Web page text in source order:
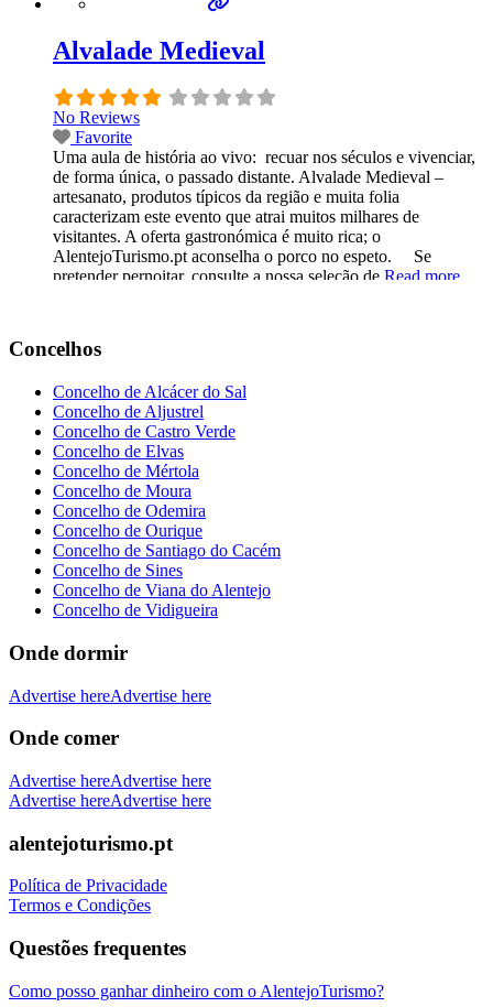
Alvalade Medieval
No Reviews
Favorite
Uma aula de história ao vivo: recuar nos séculos e vivenciar,
de forma única, o passado distante. Alvalade Medieval –
artesanato, produtos típicos da região e muita folia
caracterizam este evento que atrai muitos milhares de
visitantes. A oferta gastronómica é muito rica; o
AlentejoTurismo.pt aconselha o porco no espeto. Se
pretender pernoitar, consulte a nossa seleção de Read more...
Concelhos
Concelho de Alcácer do Sal
Concelho de Aljustrel
Concelho de Castro Verde
Concelho de Elvas
Concelho de Mértola
Concelho de Moura
Concelho de Odemira
Concelho de Ourique
Concelho de Santiago do Cacém
Concelho de Sines
Concelho de Viana do Alentejo
Concelho de Vidigueira
Onde dormir
Advertise hereAdvertise here
Onde comer
Advertise hereAdvertise here
Advertise hereAdvertise here
alentejoturismo.pt
Política de Privacidade
Termos e Condições
Questões frequentes
Como posso ganhar dinheiro com o AlentejoTurismo?